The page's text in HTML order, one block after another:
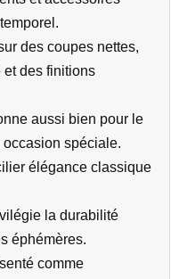
des coupes nettes,
et des finitions
aussi bien pour le
spéciale.
élégance classique
la durabilité
éphémères.
comme